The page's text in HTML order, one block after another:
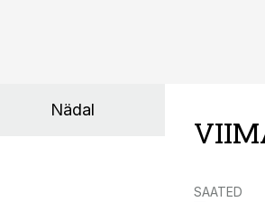
Nädal
SAATED